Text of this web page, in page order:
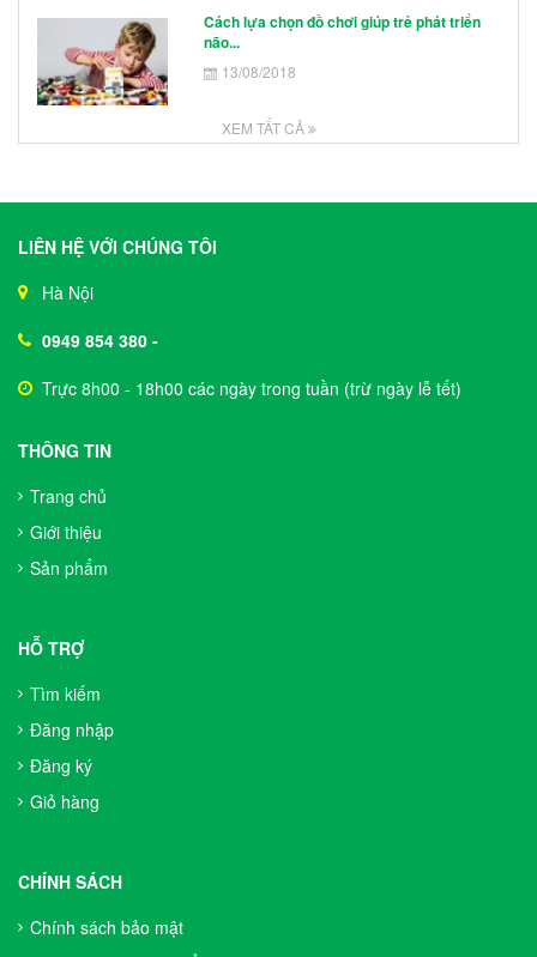
Cách lựa chọn đồ chơi giúp trẻ phát triển
não...
13/08/2018
XEM TẤT CẢ
LIÊN HỆ VỚI CHÚNG TÔI
Hà Nội
0949 854 380 -
Trực 8h00 - 18h00 các ngày trong tuần (trừ ngày lễ tết)
THÔNG TIN
Trang chủ
Giới thiệu
Sản phẩm
HỖ TRỢ
Tìm kiếm
Đăng nhập
Đăng ký
Giỏ hàng
CHÍNH SÁCH
Chính sách bảo mật